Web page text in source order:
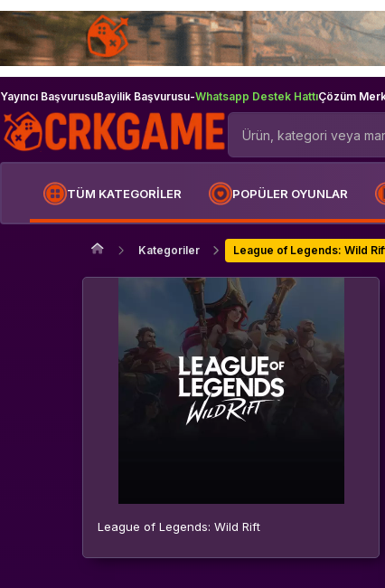
Yayıncı BaşvurusuBayilik Başvurusu-Whatsapp Destek HattıÇözüm
TÜM KATEGORİLER POPÜLER OYUNLAR
Kategoriler League of Legends: Wild
League of Legends: Wild Rift